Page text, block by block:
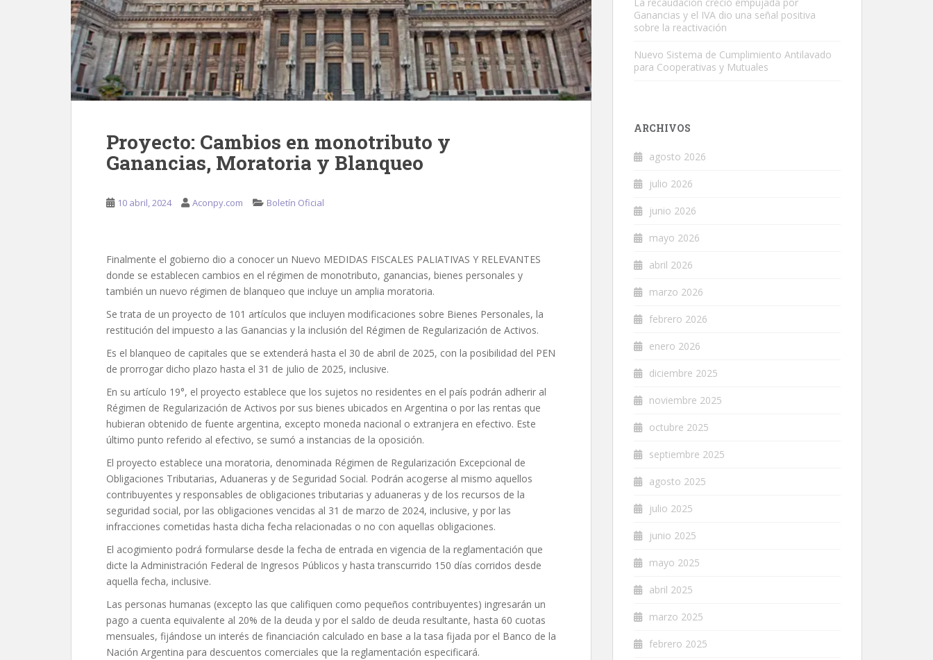
Proyecto: Cambios en monotributo y
Ganancias, Moratoria y Blanqueo
10 abril, 2024 Aconpy.com Boletín Oficial
Finalmente el gobierno dio a conocer un Nuevo MEDIDAS FISCALES PALIATIVAS Y RELEVANTES
donde se establecen cambios en el régimen de monotributo, ganancias, bienes personales y
también un nuevo régimen de blanqueo que incluye un amplia moratoria.
Se trata de un proyecto de 101 artículos que incluyen modificaciones sobre Bienes Personales, la
restitución del impuesto a las Ganancias y la inclusión del Régimen de Regularización de Activos.
Es el blanqueo de capitales que se extenderá hasta el 30 de abril de 2025, con la posibilidad del PEN
de prorrogar dicho plazo hasta el 31 de julio de 2025, inclusive.
En su artículo 19°, el proyecto establece que los sujetos no residentes en el país podrán adherir al
Régimen de Regularización de Activos por sus bienes ubicados en Argentina o por las rentas que
hubieran obtenido de fuente argentina, excepto moneda nacional o extranjera en efectivo. Este
último punto referido al efectivo, se sumó a instancias de la oposición.
El proyecto establece una moratoria, denominada Régimen de Regularización Excepcional de
Obligaciones Tributarias, Aduaneras y de Seguridad Social. Podrán acogerse al mismo aquellos
contribuyentes y responsables de obligaciones tributarias y aduaneras y de los recursos de la
seguridad social, por las obligaciones vencidas al 31 de marzo de 2024, inclusive, y por las
infracciones cometidas hasta dicha fecha relacionadas o no con aquellas obligaciones.
El acogimiento podrá formularse desde la fecha de entrada en vigencia de la reglamentación que
dicte la Administración Federal de Ingresos Públicos y hasta transcurrido 150 días corridos desde
aquella fecha, inclusive.
Las personas humanas (excepto las que califiquen como pequeños contribuyentes) ingresarán un
pago a cuenta equivalente al 20% de la deuda y por el saldo de deuda resultante, hasta 60 cuotas
mensuales, fijándose un interés de financiación calculado en base a la tasa fijada por el Banco de la
Nación Argentina para descuentos comerciales que la reglamentación especificará.
Ganancias y el IVA dio una señal positiva
sobre la reactivación
Nuevo Sistema de Cumplimiento Antilavado
para Cooperativas y Mutuales
ARCHIVOS
agosto 2026
julio 2026
junio 2026
mayo 2026
abril 2026
marzo 2026
febrero 2026
enero 2026
diciembre 2025
noviembre 2025
octubre 2025
septiembre 2025
agosto 2025
julio 2025
junio 2025
mayo 2025
abril 2025
marzo 2025
febrero 2025